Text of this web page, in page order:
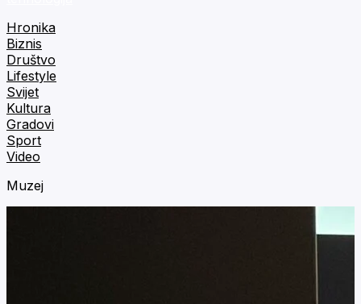
Hronika
Biznis
Društvo
Lifestyle
Svijet
Kultura
Gradovi
Sport
Video
Muzej